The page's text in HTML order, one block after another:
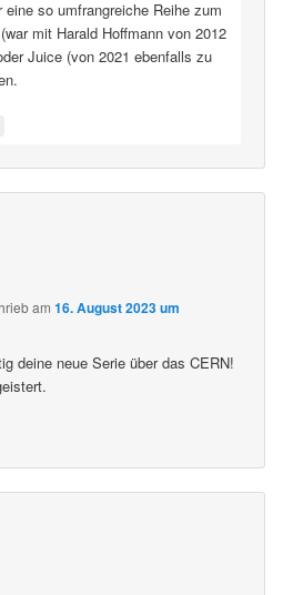
eine so umfrangreiche Reihe zum
mit Harald Hoffmann von 2012
Juice (von 2021 ebenfalls zu
am16. August 2023 um
deine neue Serie über das CERN!